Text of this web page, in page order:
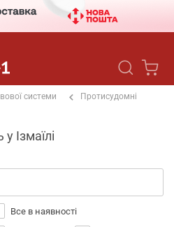
системи Протисудомні
Ізмаїлі
Все в наявності